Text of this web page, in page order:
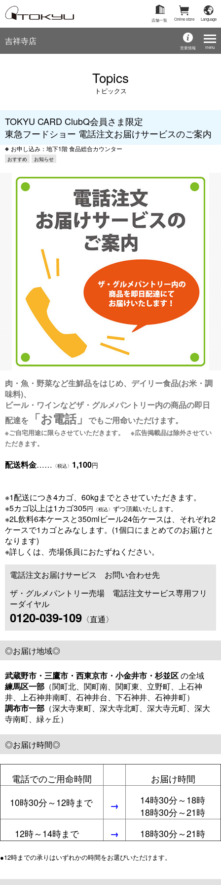
Language
Online store
店舗一覧
吉祥寺店
営業情報
Topics
トピックス
TOKYU CARD ClubQ会員さま限定
東急フードショー 電話注文お届けサービスのご案内
お申し込み：地下1階 食品総合カウンター
おすすめ お知らせ
肉・魚・野菜など生鮮品をはじめ、デイリー食品(お米・調
味料)、
ビール・ワインなどザ・グルメパントリー内の商品の即日
配達を
「お電話」 でもご用命いただけます。
※ご自宅用途に限らさせていただきます。 ※広告掲載品は除外させてい
ただきます。
配送料金…… 〈税込〉 1,100円
※1配送につき4カゴ、60kgまでとさせていただきます。
※5カゴ以上は1カゴ305円 〈税込〉 ずつ頂戴いたします。
※2L飲料6本ケースと350mlビール24缶ケースは、それぞれ2
ケースで1カゴとみなします。(1個口にまとめてのお届けと
なります)
※詳しくは、売場係員におたずねください。
電話注文お届けサービス お問い合わせ先
ザ・グルメパントリー売場 電話注文サービス専用フリ
ーダイヤル
0120-039-109 〈直通〉
◎お届け地域◎
武蔵野市・三鷹市・西東京市・小金井市・杉並区の全域
練馬区一部 （関町北、関町南、関町東、立野町、上石神
井、上石神井南町、石神井台、下石神井、石神井町）
調布市一部 （深大寺東町、深大寺北町、深大寺元町、深大
寺南町、緑ヶ丘）
◎お届け時間◎
電話でのご用命時間
お届け時間
10時30分～12時まで
→
14時30分～18時
18時30分～21時
12時～14時まで
→ 18時30分～21時
●12時までの承りはいずれかの時間をお選びいただけます。
menu